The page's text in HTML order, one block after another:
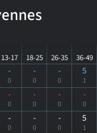
13-17 18-25 26-35 36-49
-
0
-
0
-
0
5
1
-
0
-
0
-
0
-
0
-
0
-
0
-
0
5
1